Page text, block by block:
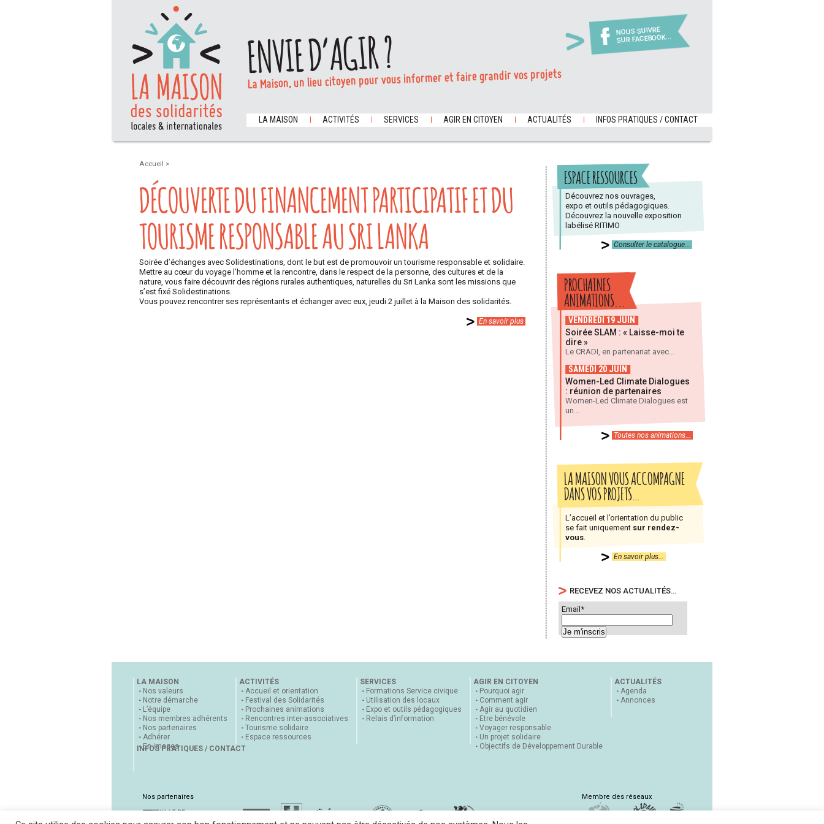
NOUS SUIVRE
SUR FACEBOOK...
ENVIE D’AGIR ?
La Maison, un lieu citoyen pour vous informer et faire grandir vos projets
LA MAISON ACTIVITÉS SERVICES AGIR EN CITOYEN ACTUALITÉS INFOS PRATIQUES / CONTACT
Accueil >
DÉCOUVERTE DU FINANCEMENT PARTICIPATIF ET DU
TOURISME RESPONSABLE AU SRI LANKA
Soirée d’échanges avec Solidestinations, dont le but est de promouvoir un tourisme responsable et solidaire.
Mettre au cœur du voyage l’homme et la rencontre, dans le respect de la personne, des cultures et de la
nature, vous faire découvrir des régions rurales authentiques, naturelles du Sri Lanka sont les missions que
s’est fixé Solidestinations.
Vous pouvez rencontrer ses représentants et échanger avec eux, jeudi 2 juillet à la Maison des solidarités.
En savoir plus
ESPACE RESSOURCES
Découvrez nos ouvrages,
expo et outils pédagogiques.
Découvrez la nouvelle exposition
labélisé RITIMO
Consulter le catalogue...
PROCHAINES
ANIMATIONS...
VENDREDI 19 JUIN
Soirée SLAM : « Laisse-moi te
dire »
Le CRADI, en partenariat avec...
SAMEDI 20 JUIN
Women-Led Climate Dialogues
: réunion de partenaires
Women-Led Climate Dialogues est
un...
Toutes nos animations...
LA MAISON VOUS ACCOMPAGNE
DANS VOS PROJETS…
L’accueil et l’orientation du public
se fait uniquement sur rendez-
vous
En savoir plus...
RECEVEZ NOS ACTUALITÉS…
Email*
LA MAISON
Nos valeurs
Notre démarche
L’équipe
Nos membres adhérents
Nos partenaires
Adhérer
En images
ACTIVITÉS
Accueil et orientation
Festival des Solidarités
Prochaines animations
Rencontres inter-associatives
Tourisme solidaire
Espace ressources
SERVICES
Formations Service civique
Utilisation des locaux
Expo et outils pédagogiques
Relais d’information
AGIR EN CITOYEN
Pourquoi agir
Comment agir
Agir au quotidien
Etre bénévole
Voyager responsable
Un projet solidaire
Objectifs de Développement Durable
ACTUALITÉS
Agenda
Annonces
INFOS PRATIQUES / CONTACT
Nos partenaires Membre des réseaux